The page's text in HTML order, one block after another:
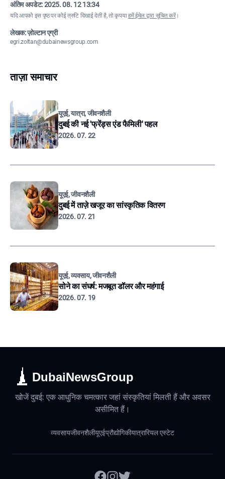
अंतिम अपडेट:2025. 08. 12 13:34
यदि आपको इस पृष्ठ पर कोई त्रुटि दिखाई देती है, तो कृपयाहमें ईमेल द्वारा सूचित करें।
लेखक: ज़ोल्टान एग्री
egri.zoltan@dubainewsgroup.com
ताज़ा समाचार
यूएई, यात्रा, जीवनशैली
दुबई की नई 'फ्रेंड्स एंड फैमिली' पहल
2026. 07. 22
यूएई, जीवनशैली
दुबई में ताज़े खजूर का सांस्कृतिक वितरण
2026. 07. 21
यूएई, व्यवसाय, जीवनशैली
सोने का संघर्ष: मजबूत डॉलर और महंगाई
2026. 07. 19
DubaiNewsGroup
खोजें दुबई: एक आधुनिक चमत्कार जहां संस्कृतियां मिलती हैं और अवसर
असीमित हैं।
व्यवसायजीवनशैलीयूएईप्रौद्योगिकीयात्रारियल एस्टेट